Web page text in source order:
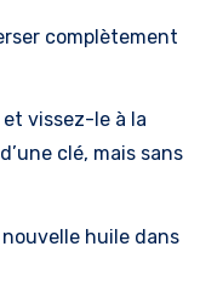
complètement
vissez-le à la
clé, mais sans
huile dans